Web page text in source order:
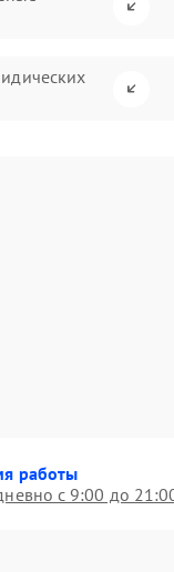
работы
с 9:00 до